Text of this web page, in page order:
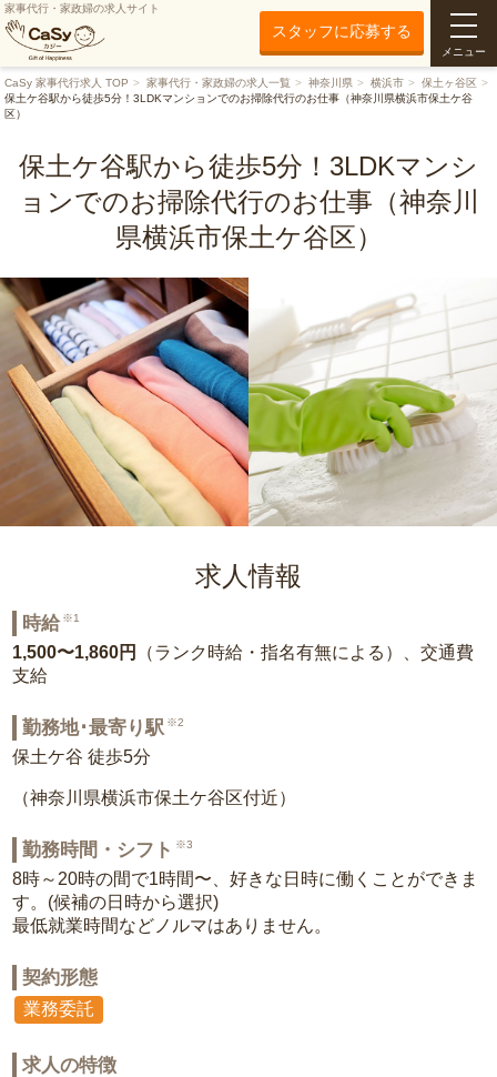
家事代行・家政婦の求人サイト
スタッフに応募する
メニュー
CaSy 家事代行求人 TOP 家事代行・家政婦の求人一覧 神奈川県 横浜市
保土ヶ谷区
保土ケ谷駅から徒歩5分！3LDKマンションでのお掃除代行のお仕事（神奈川県横浜市保土ケ谷
区）
保土ケ谷駅から徒歩5分！3LDKマンシ
ョンでのお掃除代行のお仕事（神奈川
県横浜市保土ケ谷区）
求人情報
時給 ※1
1,500〜1,860円
（ランク時給・指名有無による）、交通費
支給
勤務地･最寄り駅 ※2
保土ケ谷 徒歩5分
（神奈川県横浜市保土ケ谷区付近）
勤務時間・シフト ※3
8時～20時の間で1時間〜、好きな日時に働くことができま
す。(候補の日時から選択)
最低就業時間などノルマはありません。
契約形態
業務委託
求人の特徴